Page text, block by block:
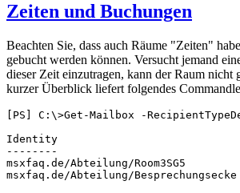
Zeiten und Buchungen
Beachten Sie, dass auch Räume "Zeiten"
gebucht werden können. Versucht jemand
dieser Zeit einzutragen, kann der Raum nicht
kurzer Überblick liefert folgendes
[PS] C:\>Get-Mailbox -
Identity
--------
msxfaq.de/Abteilung/Room3SG5
msxfaq.de/Abteilung/